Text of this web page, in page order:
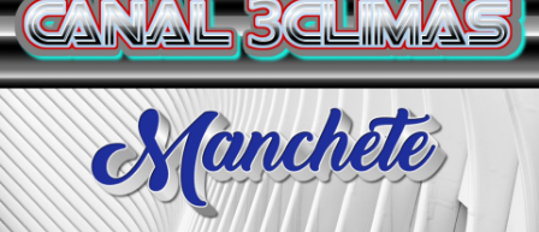
JORNAIS DO BRASIL
PODCAST/NOTÍCIAS
AS NOTÍCIAS DO DIA
ACONTECEU...VIROU MANCHETE!
BLOGS & COLUNAS